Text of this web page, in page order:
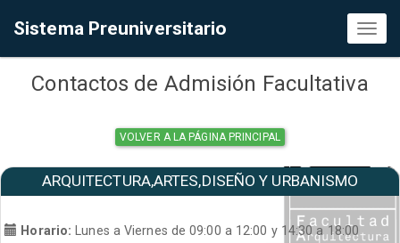
Sistema Preuniversitario
Contactos de Admisión Facultativa
VOLVER A LA PÁGINA PRINCIPAL
ARQUITECTURA,ARTES,DISEÑO Y URBANISMO
Horario:
Lunes a Viernes de 09:00 a 12:00 y 14:30 a 18:00